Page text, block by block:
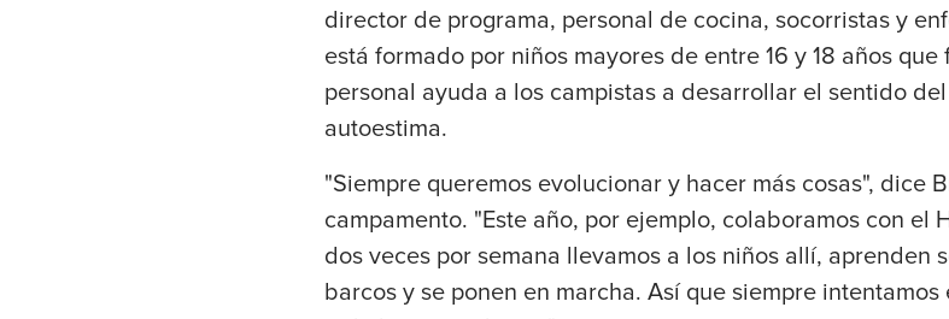
director de programa, personal de cocina, socorristas y
está formado por niños mayores de entre 16 y 18 años que
personal ayuda a los campistas a desarrollar el sentido
autoestima.
"Siempre queremos evolucionar y hacer más cosas", dice
campamento. "Este año, por ejemplo, colaboramos con el
dos veces por semana llevamos a los niños allí, aprenden
barcos y se ponen en marcha. Así que siempre